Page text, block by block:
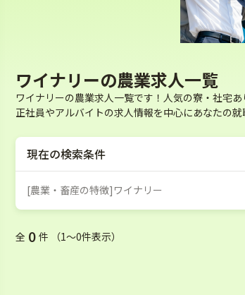
ワイナリーの農業求人一覧
ワイナリーの農業求人一覧です！人気の寮・社宅
正社員やアルバイトの求人情報を中心にあなたの
現在の検索条件
[農業・畜産の特徴]ワイナリー
全 0 件 （1〜0件表示）